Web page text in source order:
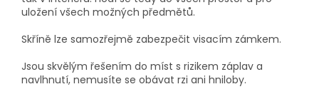
uložení všech možných předmětů.
Skříně lze samozřejmě zabezpečit visacím zámkem.
Jsou skvělým řešením do míst s rizikem záplav a
navlhnutí, nemusíte se obávat rzi ani hniloby.​